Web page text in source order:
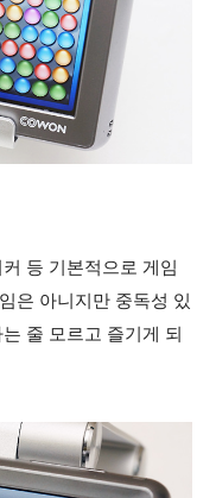
등 기본적으로 게임
은 아니지만 중독성 있
줄 모르고 즐기게 되